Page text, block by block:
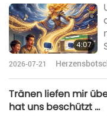
4:07
2026-07-21
Tränen liefen mir
hat uns beschützt …